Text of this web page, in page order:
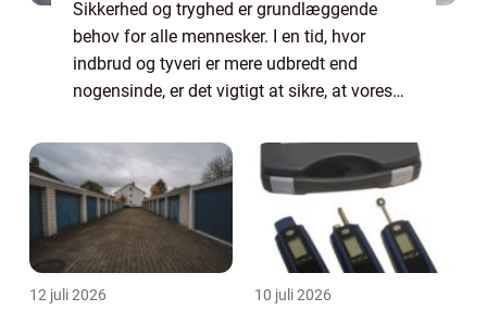
Sikkerhed og tryghed er grundlæggende
behov for alle mennesker. I en tid, hvor
indbrud og tyveri er mere udbredt end
nogensinde, er det vigtigt at sikre, at vores
potentielle trusler. En låsesmed er din
ultimative ...
12 juli 2026 10 juli 2026